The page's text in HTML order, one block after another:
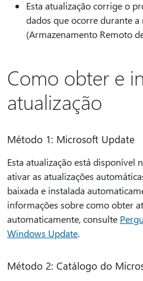
Esta atualização corrige o
dados que ocorre durante a
(Armazenamento Remoto
Como obter e
atualização
Método 1: Microsoft Update
Esta atualização está disponível
ativar as atualizações
baixada e instalada
informações sobre como obter
automaticamente, consulte
Windows Update.
Método 2: Catálogo do